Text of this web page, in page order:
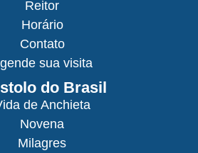
Reitor
Horário
Contato
sua visita
do Brasil
de Anchieta
Novena
Milagres